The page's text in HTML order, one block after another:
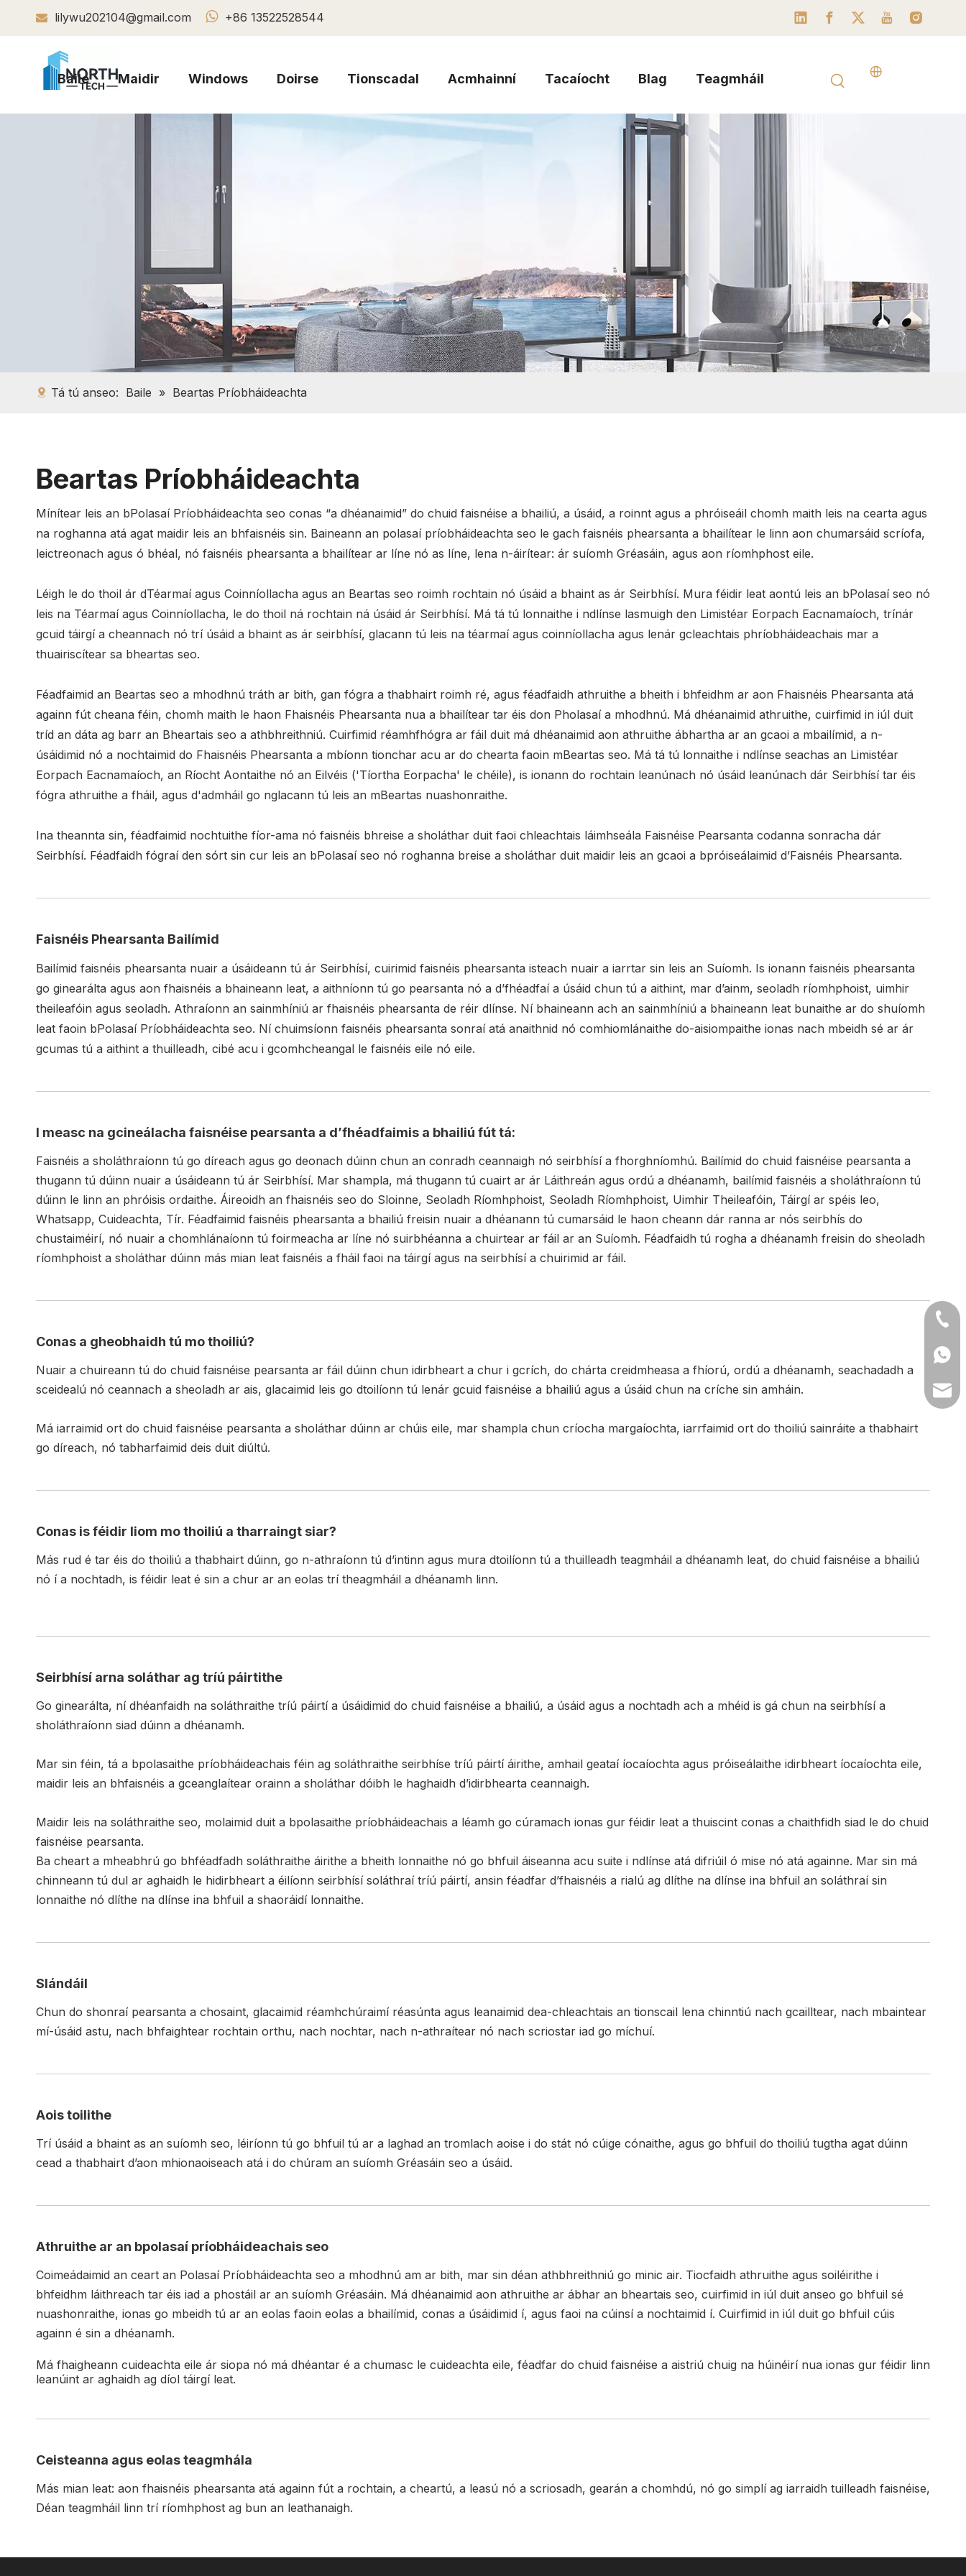
 lilywu202104@gmail.com  +86 13522528544
Baile Maidir Windows Doirse Tionscadal Acmhainní Tacaíocht Blag Teagmháil
Tá tú anseo: Baile » Beartas Príobháideachta
Beartas Príobháideachta
Mínítear leis an bPolasaí Príobháideachta seo conas “a dhéanaimid” do chuid faisnéise a bhailiú, a úsáid, a roinnt agus a phróiseáil chomh maith leis na cearta agus
na roghanna atá agat maidir leis an bhfaisnéis sin. Baineann an polasaí príobháideachta seo le gach faisnéis phearsanta a bhailítear le linn aon chumarsáid scríofa,
leictreonach agus ó bhéal, nó faisnéis phearsanta a bhailítear ar líne nó as líne, lena n-áirítear: ár suíomh Gréasáin, agus aon ríomhphost eile.
Léigh le do thoil ár dTéarmaí agus Coinníollacha agus an Beartas seo roimh rochtain nó úsáid a bhaint as ár Seirbhísí. Mura féidir leat aontú leis an bPolasaí seo nó
leis na Téarmaí agus Coinníollacha, le do thoil ná rochtain ná úsáid ár Seirbhísí. Má tá tú lonnaithe i ndlínse lasmuigh den Limistéar Eorpach Eacnamaíoch, trínár
gcuid táirgí a cheannach nó trí úsáid a bhaint as ár seirbhísí, glacann tú leis na téarmaí agus coinníollacha agus lenár gcleachtais phríobháideachais mar a
thuairiscítear sa bheartas seo.
Féadfaimid an Beartas seo a mhodhnú tráth ar bith, gan fógra a thabhairt roimh ré, agus féadfaidh athruithe a bheith i bhfeidhm ar aon Fhaisnéis Phearsanta atá
againn fút cheana féin, chomh maith le haon Fhaisnéis Phearsanta nua a bhailítear tar éis don Pholasaí a mhodhnú. Má dhéanaimid athruithe, cuirfimid in iúl duit
tríd an dáta ag barr an Bheartais seo a athbhreithniú. Cuirfimid réamhfhógra ar fáil duit má dhéanaimid aon athruithe ábhartha ar an gcaoi a mbailímid, a n-
úsáidimid nó a nochtaimid do Fhaisnéis Phearsanta a mbíonn tionchar acu ar do chearta faoin mBeartas seo. Má tá tú lonnaithe i ndlínse seachas an Limistéar
Eorpach Eacnamaíoch, an Ríocht Aontaithe nó an Eilvéis ('Tíortha Eorpacha' le chéile), is ionann do rochtain leanúnach nó úsáid leanúnach dár Seirbhísí tar éis
fógra athruithe a fháil, agus d'admháil go nglacann tú leis an mBeartas nuashonraithe.
Ina theannta sin, féadfaimid nochtuithe fíor-ama nó faisnéis bhreise a sholáthar duit faoi chleachtais láimhseála Faisnéise Pearsanta codanna sonracha dár
Seirbhísí. Féadfaidh fógraí den sórt sin cur leis an bPolasaí seo nó roghanna breise a sholáthar duit maidir leis an gcaoi a bpróiseálaimid d’Faisnéis Phearsanta.
Faisnéis Phearsanta Bailímid
Bailímid faisnéis phearsanta nuair a úsáideann tú ár Seirbhísí, cuirimid faisnéis phearsanta isteach nuair a iarrtar sin leis an Suíomh. Is ionann faisnéis phearsanta
go ginearálta agus aon fhaisnéis a bhaineann leat, a aithníonn tú go pearsanta nó a d’fhéadfaí a úsáid chun tú a aithint, mar d’ainm, seoladh ríomhphoist, uimhir
theileafóin agus seoladh. Athraíonn an sainmhíniú ar fhaisnéis phearsanta de réir dlínse. Ní bhaineann ach an sainmhíniú a bhaineann leat bunaithe ar do shuíomh
leat faoin bPolasaí Príobháideachta seo. Ní chuimsíonn faisnéis phearsanta sonraí atá anaithnid nó comhiomlánaithe do-aisiompaithe ionas nach mbeidh sé ar ár
gcumas tú a aithint a thuilleadh, cibé acu i gcomhcheangal le faisnéis eile nó eile.
I measc na gcineálacha faisnéise pearsanta a d’fhéadfaimis a bhailiú fút tá:
Faisnéis a sholáthraíonn tú go díreach agus go deonach dúinn chun an conradh ceannaigh nó seirbhísí a fhorghníomhú. Bailímid do chuid faisnéise pearsanta a
thugann tú dúinn nuair a úsáideann tú ár Seirbhísí. Mar shampla, má thugann tú cuairt ar ár Láithreán agus ordú a dhéanamh, bailímid faisnéis a sholáthraíonn tú
dúinn le linn an phróisis ordaithe. Áireoidh an fhaisnéis seo do Sloinne, Seoladh Ríomhphoist, Seoladh Ríomhphoist, Uimhir Theileafóin, Táirgí ar spéis leo,
Whatsapp, Cuideachta, Tír. Féadfaimid faisnéis phearsanta a bhailiú freisin nuair a dhéanann tú cumarsáid le haon cheann dár ranna ar nós seirbhís do
chustaiméirí, nó nuair a chomhlánaíonn tú foirmeacha ar líne nó suirbhéanna a chuirtear ar fáil ar an Suíomh. Féadfaidh tú rogha a dhéanamh freisin do sheoladh
ríomhphoist a sholáthar dúinn más mian leat faisnéis a fháil faoi na táirgí agus na seirbhísí a chuirimid ar fáil.
Conas a gheobhaidh tú mo thoiliú?
Nuair a chuireann tú do chuid faisnéise pearsanta ar fáil dúinn chun idirbheart a chur i gcrích, do chárta creidmheasa a fhíorú, ordú a dhéanamh, seachadadh a
sceidealú nó ceannach a sheoladh ar ais, glacaimid leis go dtoilíonn tú lenár gcuid faisnéise a bhailiú agus a úsáid chun na críche sin amháin.
Má iarraimid ort do chuid faisnéise pearsanta a sholáthar dúinn ar chúis eile, mar shampla chun críocha margaíochta, iarrfaimid ort do thoiliú sainráite a thabhairt
go díreach, nó tabharfaimid deis duit diúltú.
Conas is féidir liom mo thoiliú a tharraingt siar?
Más rud é tar éis do thoiliú a thabhairt dúinn, go n-athraíonn tú d’intinn agus mura dtoilíonn tú a thuilleadh teagmháil a dhéanamh leat, do chuid faisnéise a bhailiú
nó í a nochtadh, is féidir leat é sin a chur ar an eolas trí theagmháil a dhéanamh linn.
Seirbhísí arna soláthar ag tríú páirtithe
Go ginearálta, ní dhéanfaidh na soláthraithe tríú páirtí a úsáidimid do chuid faisnéise a bhailiú, a úsáid agus a nochtadh ach a mhéid is gá chun na seirbhísí a
sholáthraíonn siad dúinn a dhéanamh.
Mar sin féin, tá a bpolasaithe príobháideachais féin ag soláthraithe seirbhíse tríú páirtí áirithe, amhail geataí íocaíochta agus próiseálaithe idirbheart íocaíochta eile,
maidir leis an bhfaisnéis a gceanglaítear orainn a sholáthar dóibh le haghaidh d’idirbhearta ceannaigh.
Maidir leis na soláthraithe seo, molaimid duit a bpolasaithe príobháideachais a léamh go cúramach ionas gur féidir leat a thuiscint conas a chaithfidh siad le do chuid
faisnéise pearsanta.
Ba cheart a mheabhrú go bhféadfadh soláthraithe áirithe a bheith lonnaithe nó go bhfuil áiseanna acu suite i ndlínse atá difriúil ó mise nó atá againne. Mar sin má
chinneann tú dul ar aghaidh le hidirbheart a éilíonn seirbhísí soláthraí tríú páirtí, ansin féadfar d’fhaisnéis a rialú ag dlíthe na dlínse ina bhfuil an soláthraí sin
lonnaithe nó dlíthe na dlínse ina bhfuil a shaoráidí lonnaithe.
Slándáil
Chun do shonraí pearsanta a chosaint, glacaimid réamhchúraimí réasúnta agus leanaimid dea-chleachtais an tionscail lena chinntiú nach gcailltear, nach mbaintear
mí-úsáid astu, nach bhfaightear rochtain orthu, nach nochtar, nach n-athraítear nó nach scriostar iad go míchuí.
Aois toilithe
Trí úsáid a bhaint as an suíomh seo, léiríonn tú go bhfuil tú ar a laghad an tromlach aoise i do stát nó cúige cónaithe, agus go bhfuil do thoiliú tugtha agat dúinn
cead a thabhairt d’aon mhionaoiseach atá i do chúram an suíomh Gréasáin seo a úsáid.
Athruithe ar an bpolasaí príobháideachais seo
Coimeádaimid an ceart an Polasaí Príobháideachta seo a mhodhnú am ar bith, mar sin déan athbhreithniú go minic air. Tiocfaidh athruithe agus soiléirithe i
bhfeidhm láithreach tar éis iad a phostáil ar an suíomh Gréasáin. Má dhéanaimid aon athruithe ar ábhar an bheartais seo, cuirfimid in iúl duit anseo go bhfuil sé
nuashonraithe, ionas go mbeidh tú ar an eolas faoin eolas a bhailímid, conas a úsáidimid í, agus faoi na cúinsí a nochtaimid í. Cuirfimid in iúl duit go bhfuil cúis
againn é sin a dhéanamh.
Má fhaigheann cuideachta eile ár siopa nó má dhéantar é a chumasc le cuideachta eile, féadfar do chuid faisnéise a aistriú chuig na húinéirí nua ionas gur féidir linn
leanúint ar aghaidh ag díol táirgí leat.
Ceisteanna agus eolas teagmhála
Más mian leat: aon fhaisnéis phearsanta atá againn fút a rochtain, a cheartú, a leasú nó a scriosadh, gearán a chomhdú, nó go simplí ag iarraidh tuilleadh faisnéise,
Déan teagmháil linn trí ríomhphost ag bun an leathanaigh.
+86-
+86